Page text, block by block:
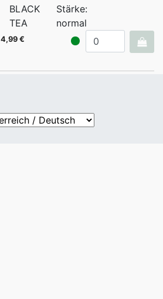
BLACK
TEA
Stärke:
normal
4,99 €